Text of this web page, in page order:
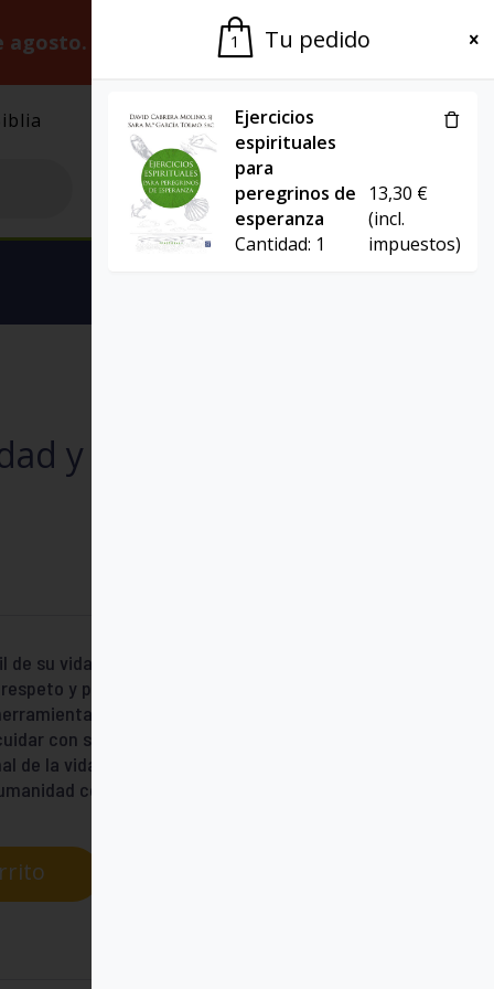
agosto. Gracias por la paciencia.
El Grupo Agenda
y en el duelo
su vida? Este libro es una guía real y
y presencia. Augustin Bado,
prácticas, relatos
con sentido. Ideal para quienes
la vida. Un libro para vivir el
compartida.
1 Tu pedido
Ejercicios
espirituales
para
peregrinos de
esperanza
Cantidad: 1
13,30 €
(incl.
impuestos)